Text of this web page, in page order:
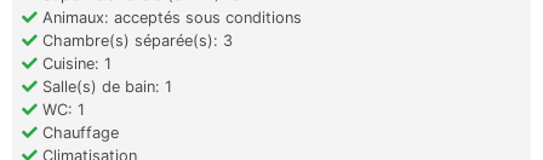
Animaux: acceptés sous conditions
Chambre(s) séparée(s): 3
Cuisine: 1
Salle(s) de bain: 1
WC: 1
Chauffage
Climatisation